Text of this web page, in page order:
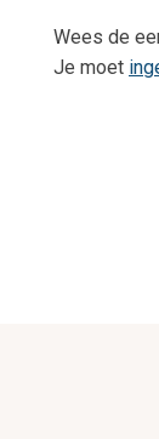
Wees de
Je moet